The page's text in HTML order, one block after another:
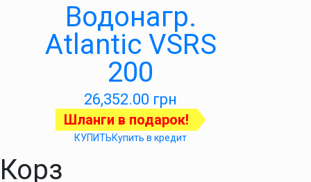
Водонагр.
Atlantic VSRS
200
26,352.00 грн
Шланги в подарок!
КУПИТЬКупить в кредит
Корз